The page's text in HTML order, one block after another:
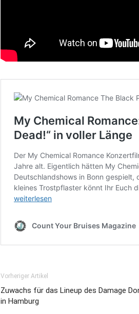
Vorheriger Artikel
Zuwachs für das Lineup des Damage
in Hamburg